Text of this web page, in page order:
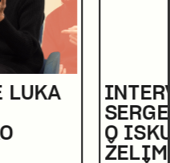
INTERVJU
SERGEJ PAJIĆ:
O ISKUSTVIMA